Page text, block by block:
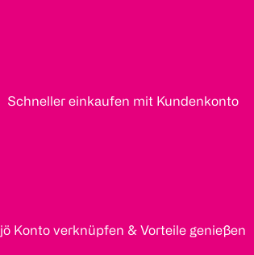
Schneller einkaufen mit Kundenkonto
jö Konto verknüpfen & Vorteile genießen